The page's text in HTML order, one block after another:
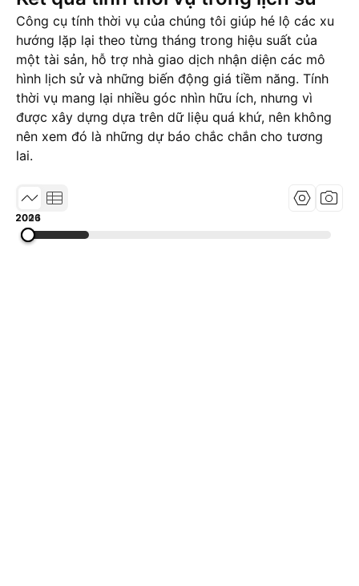
Công cụ tính thời vụ của chúng tôi giúp hé lộ các xu
hướng lặp lại theo từng tháng trong hiệu suất của
một tài sản, hỗ trợ nhà giao dịch nhận diện các mô
hình lịch sử và những biến động giá tiềm năng. Tính
thời vụ mang lại nhiều góc nhìn hữu ích, nhưng vì
được xây dựng dựa trên dữ liệu quá khứ, nên không
nên xem đó là những dự báo chắc chắn cho tương
lai.
2001
2013
2026